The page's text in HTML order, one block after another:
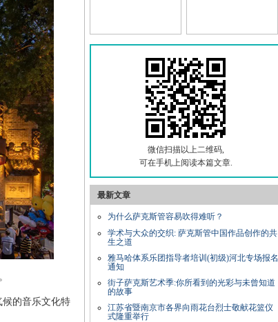
的音乐文化特
微信扫描以上二维码,
可在手机上阅读本篇文章.
最新文章
为什么萨克斯管容易吹得难听？
学术与大众的交织: 萨克斯管中国作品创作的共
生之道
雅马哈体系乐团指导者培训(初级)河北专场报名
通知
街子萨克斯艺术季:你所看到的光彩与未曾知道
的故事
江苏省暨南京市各界向雨花台烈士敬献花篮仪
式隆重举行